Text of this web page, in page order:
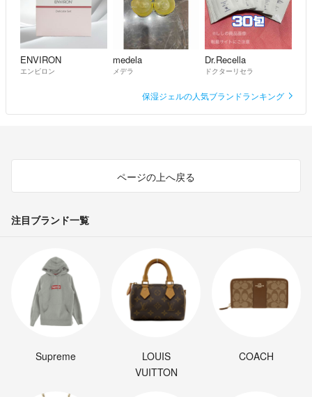
ENVIRON
エンビロン
medela
メデラ
Dr.Recella
ドクターリセラ
保湿ジェルの人気ブランドランキング
ページの上へ戻る
注目ブランド一覧
Supreme
LOUIS
VUITTON
COACH